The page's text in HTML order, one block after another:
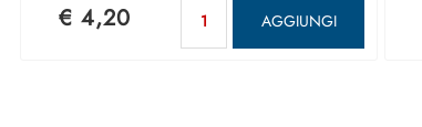
€ 4,20 AGGIUNGI